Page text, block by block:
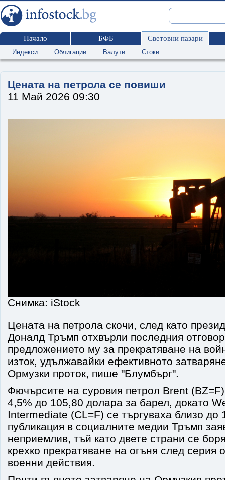
Начало БФБ Световни пазари
Индекси Облигации Валути Стоки
Цената на петрола се повиши
11 Май 2026 09:30
Снимка: iStock
Цената на петрола скочи, след като
Доналд Тръмп отхвърли последния
предложението му за прекратяване на
изток, удължавайки ефективното
Ормузки проток, пише "Блумбърг".
Фючърсите на суровия петрол Brent
4,5% до 105,80 долара за барел, докато
Intermediate (CL=F) се търгуваха близо до
публикация в социалните медии Тръмп
неприемлив, тъй като двете страни се
крехко прекратяване на огъня след серия
военни действия.